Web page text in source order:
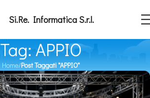
Si.Re. Informatica S.r.l.
Tag: APPIO
Home/Post Taggati "APPIO"